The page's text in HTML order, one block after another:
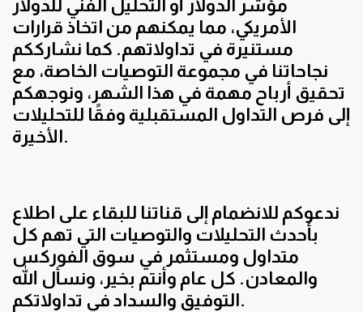
مؤشر الدولار أو التحليل الفني للدولار
الأمريكي، مما يمكنهم من اتخاذ قرارات
مستنيرة في تداولاتهم. كما نشارككم
نجاحاتنا في مجموعة التوصيات الخاصة، مع
تحقيق أرباح مهمة في هذا الشهر، ونوجهكم
إلى فرص التداول المستقبلية وفقًا للتحليلات
الأخيرة.
ندعوكم للانضمام إلى قناتنا للبقاء على اطلاع
بأحدث التحليلات والتوصيات التي تهم كل
متداول ومستثمر في سوق الفوركس
والمعادن. كل عام وأنتم بخير، ونسأل الله
التوفيق والسداد في تداولاتكم.